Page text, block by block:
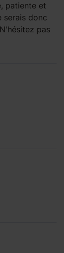
patiente et
serais donc
pas